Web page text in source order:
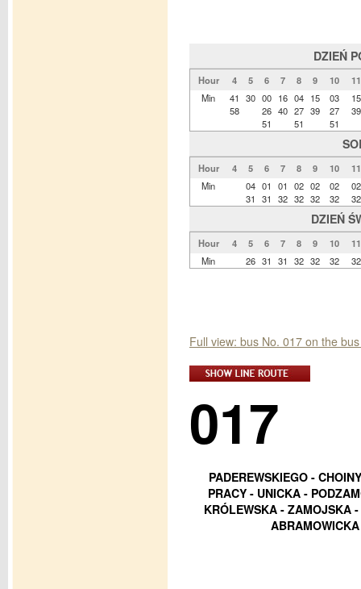
DZIEŃ
Hour 4 5 6 7 8 9 10
11
Min
41
58
30 00
26
51
16
40
04
27
51
15
39
03
27
51
15
39
Hour 4 5 6 7 8 9 10
11
Min
04
31
01
31
01
32
02
32
02
32
02
32
02
32
DZIEŃ
Hour 4 5 6 7 8 9 10
11
Min
26 31 31 32 32 32 32
Full view: bus No. 017 on the
017
PADEREWSKIEGO -
PRACY - UNICKA -
KRÓLEWSKA - ZAMOJSKA